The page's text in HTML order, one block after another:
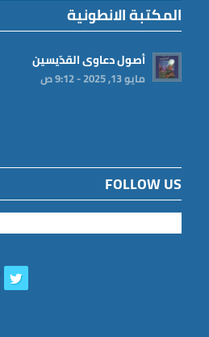
المكتبة الانطونية
أصول دعاوى القدّيسين
مايو 13, 2025 - 9:12 ص
FOLLOW US